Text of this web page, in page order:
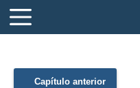
Capítulo anterior